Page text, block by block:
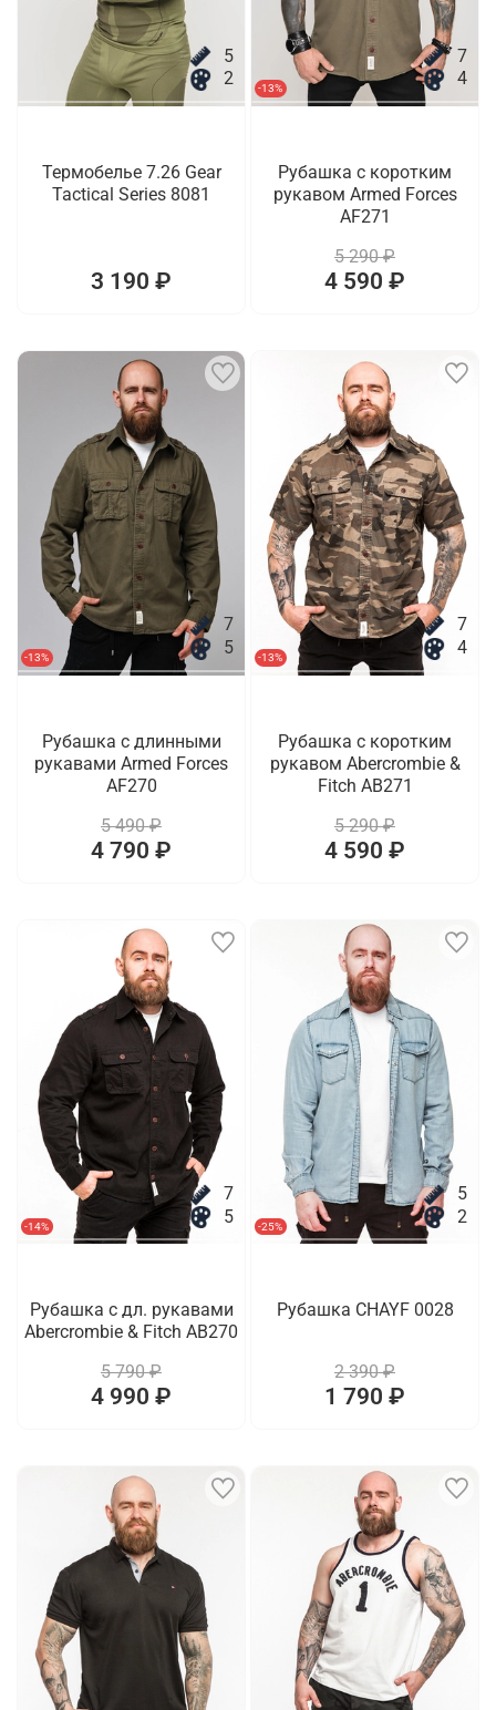
5
2
Термобелье 7.26 Gear
Tactical Series 8081
3 190 ₽
-13%
7
4
Рубашка с коротким
рукавом Armed Forces
AF271
5 290 ₽
4 590 ₽
-13%
7
5
Рубашка с длинными
рукавами Armed Forces
AF270
5 490 ₽
4 790 ₽
-13%
7
4
Рубашка с коротким
рукавом Abercrombie &
Fitch AB271
5 290 ₽
4 590 ₽
-14%
7
5
Рубашка с дл. рукавами
Abercrombie & Fitch AB270
5 790 ₽
4 990 ₽
-25%
5
2
Рубашка CHAYF 0028
2 390 ₽
1 790 ₽